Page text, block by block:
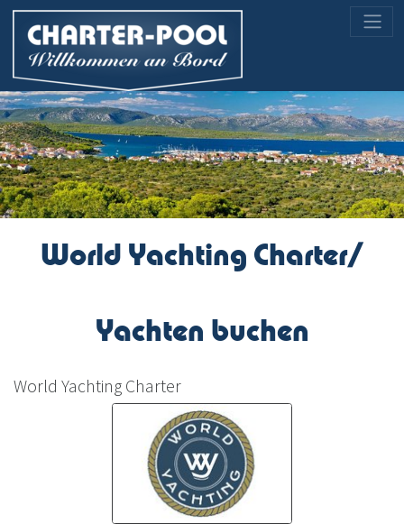
World Yachting Charter/
Yachten buchen
World Yachting Charter